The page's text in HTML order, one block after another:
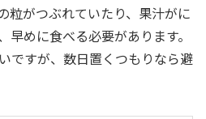
粒がつぶれていたり、果汁がに
早めに食べる必要があります。
ですが、数日置くつもりなら避